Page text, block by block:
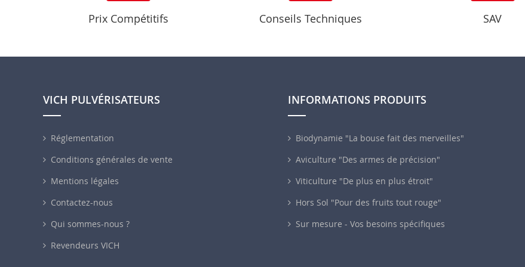
Prix Compétitifs Conseils Techniques SAV
VICH PULVÉRISATEURS
Réglementation
Conditions générales de vente
Mentions légales
Contactez-nous
Qui sommes-nous ?
Revendeurs VICH
INFORMATIONS PRODUITS
Biodynamie "La bouse fait des merveilles"
Aviculture "Des armes de précision"
Viticulture "De plus en plus étroit"
Hors Sol "Pour des fruits tout rouge"
Sur mesure - Vos besoins spécifiques